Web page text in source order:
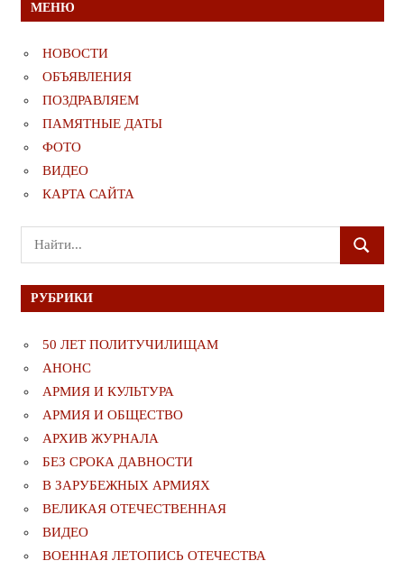
МЕНЮ
НОВОСТИ
ОБЪЯВЛЕНИЯ
ПОЗДРАВЛЯЕМ
ПАМЯТНЫЕ ДАТЫ
ФОТО
ВИДЕО
КАРТА САЙТА
Поиск
для:
ПОИСК
РУБРИКИ
50 ЛЕТ ПОЛИТУЧИЛИЩАМ
АНОНС
АРМИЯ И КУЛЬТУРА
АРМИЯ И ОБЩЕСТВО
АРХИВ ЖУРНАЛА
БЕЗ СРОКА ДАВНОСТИ
В ЗАРУБЕЖНЫХ АРМИЯХ
ВЕЛИКАЯ ОТЕЧЕСТВЕННАЯ
ВИДЕО
ВОЕННАЯ ЛЕТОПИСЬ ОТЕЧЕСТВА